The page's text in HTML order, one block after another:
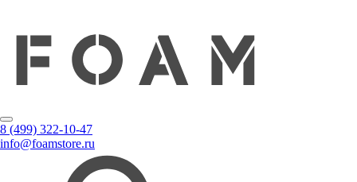
8 (499) 322-10-47
info@foamstore.ru